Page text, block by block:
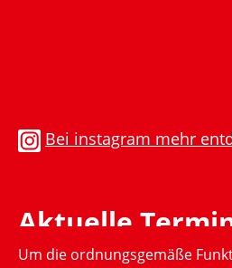
Bei instagram mehr
Aktuelle
Um die ordnungsgemäße